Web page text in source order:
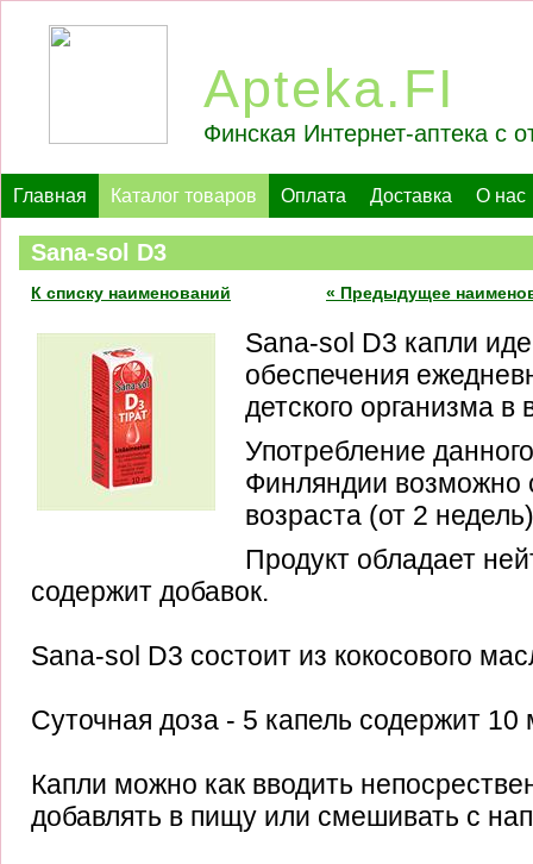
Apteka.FI
Финская Интернет-аптека с
Главная Каталог товаров Оплата Доставка О нас
Sana-sol D3
« Предыдущее
К списку наименований
Sana-sol D3 капли
обеспечения
детского организма в
Употребление
Финляндии возможно
возраста (от 2
Продукт обладает
содержит добавок.
Sana-sol D3 состоит из кокосового
Суточная доза - 5 капель содержит 10
Капли можно как вводить
добавлять в пищу или смешивать с